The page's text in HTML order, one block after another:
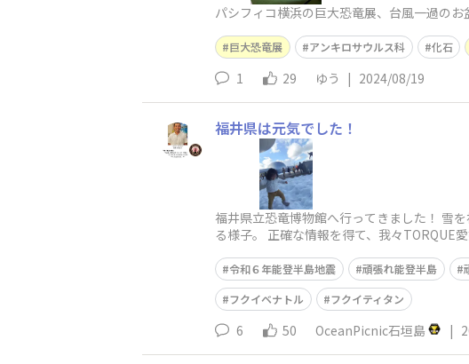
パシフィコ横浜の巨大恐竜展、台風一過の
巨大恐竜展 アンキロサウルス科 化石
1 29 ゆう | 2024/08/19
福井県は元気でした！
福井県立恐竜博物館へ行ってきました！ 雪
る様子。 正確な情報を得て、我々TORQUE
令和６年能登半島地震 頑張れ能登半島
フクイベナトル
フクイティタン
6 50 OceanPicnic石垣島 |